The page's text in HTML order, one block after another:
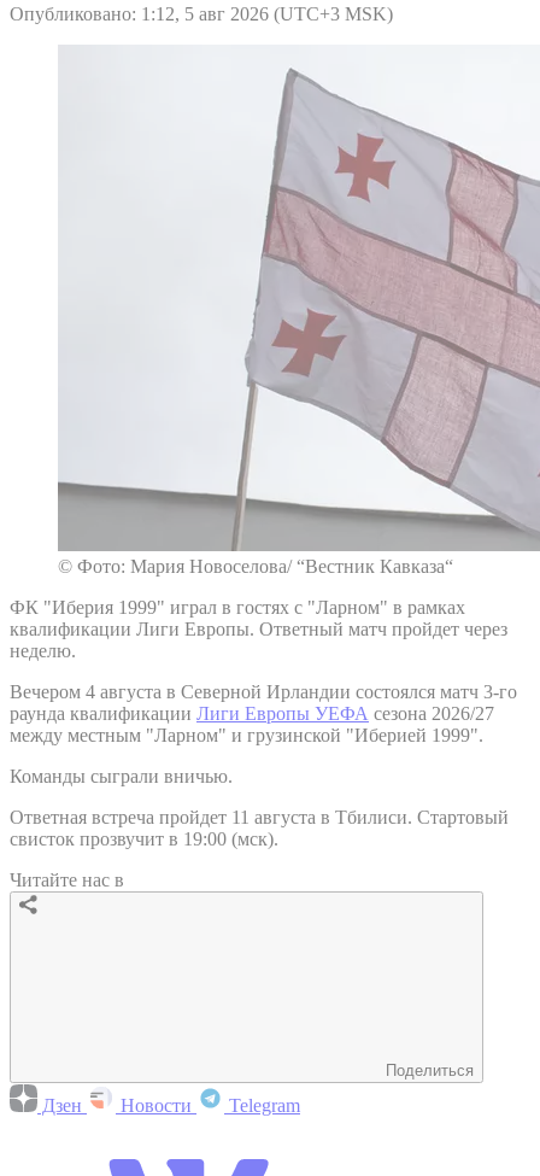
Опубликовано: 1:12, 5 авг 2026 (UTC+3 MSK)
© Фото: Мария Новоселова/ “Вестник Кавказа“
ФК "Иберия 1999" играл в гостях с "Ларном" в рамках
квалификации Лиги Европы. Ответный матч пройдет через
неделю.
Вечером 4 августа в Северной Ирландии состоялся матч 3-го
раунда квалификации Лиги Европы УЕФА сезона 2026/27
между местным "Ларном" и грузинской "Иберией 1999".
Команды сыграли вничью.
Ответная встреча пройдет 11 августа в Тбилиси. Стартовый
свисток прозвучит в 19:00 (мск).
Читайте нас в
Поделиться
Дзен Новости Telegram